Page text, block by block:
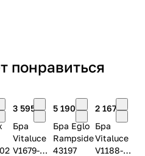
понравиться
3 595 ₽
Бра
Vitaluce
V1679-
5 190 ₽
Бра Eglo
Rampside
43197
2 167 ₽
Бра
Vitaluce
V1188-